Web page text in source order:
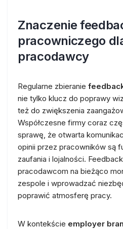
Znaczenie
pracowniczego
pracodawcy
Regularne zbieranie
nie tylko klucz do poprawy
też do zwiększenia
Współczesne firmy coraz
sprawę, że otwarta
opinii przez pracowników są
zaufania i lojalności.
pracodawcom na bieżąco
zespole i wprowadzać
poprawić atmosferę pracy.
W kontekście employer